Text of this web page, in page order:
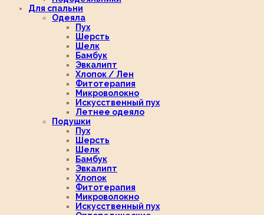
Для спальни
Одеяла
Пух
Шерсть
Шелк
Бамбук
Эвкалипт
Хлопок / Лен
Фитотерапия
Микроволокно
Искусственный пух
Летнее одеяло
Подушки
Пух
Шерсть
Шелк
Бамбук
Эвкалипт
Хлопок
Фитотерапия
Микроволокно
Искусственный пух